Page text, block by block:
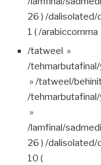
26 ) /dalisolated/
1 ( /arabiccomma
/tatweel »
/
» /tatweel/
/
»
/lamfinal/
26 ) /dalisolated/
10 (